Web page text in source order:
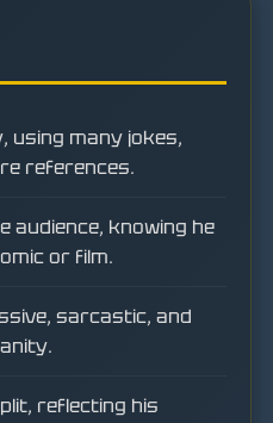
using many jokes,
references.
audience, knowing he
or film.
sarcastic, and
reflecting his